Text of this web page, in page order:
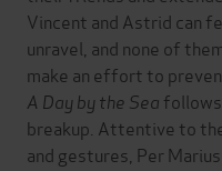
Vincent and Astrid can
unravel, and none of
make an effort to
A Day by the Sea
breakup. Attentive to
and gestures, Per